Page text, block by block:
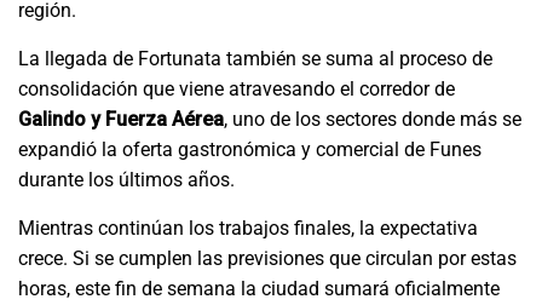
región.
La llegada de Fortunata también se suma al proceso de
consolidación que viene atravesando el corredor de
Galindo y Fuerza Aérea, uno de los sectores donde más se
expandió la oferta gastronómica y comercial de Funes
durante los últimos años.
Mientras continúan los trabajos finales, la expectativa
crece. Si se cumplen las previsiones que circulan por estas
horas, este fin de semana la ciudad sumará oficialmente